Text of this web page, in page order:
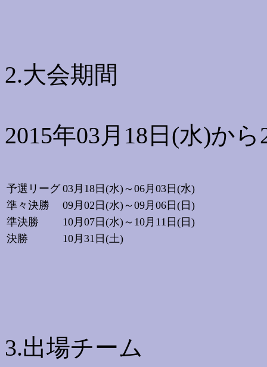
2.大会期間
2015年03月18日(水)か
予選リーグ 03月18日(水)～06月03日(水)
準々決勝
09月02日(水)～09月06日(日)
準決勝
10月07日(水)～10月11日(日)
決勝
10月31日(土)
3.出場チーム